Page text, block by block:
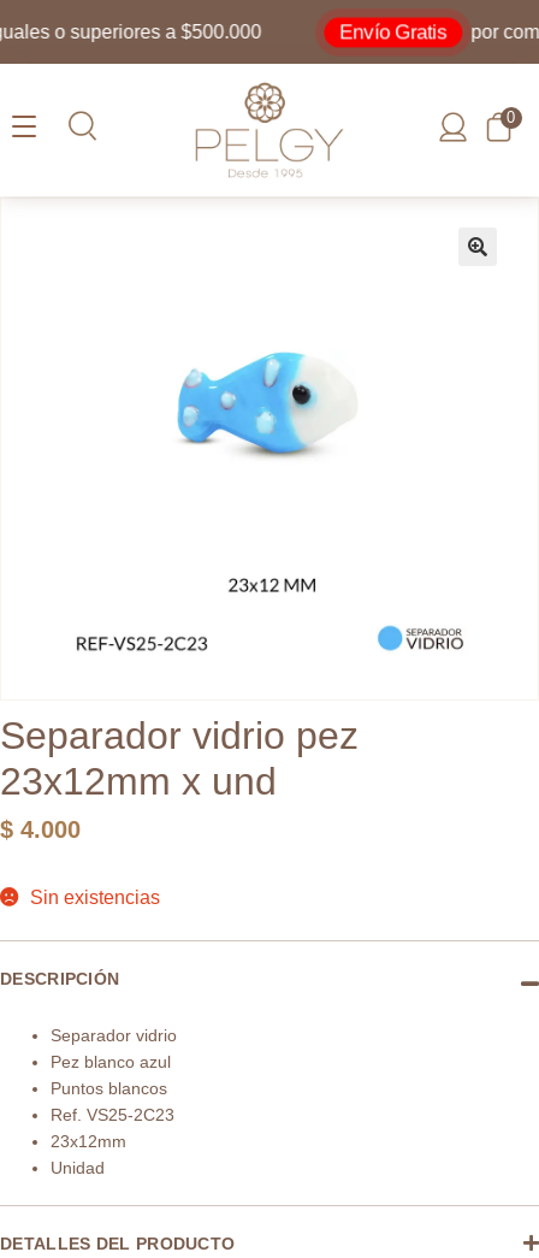
o superiores a $500.000 Envío Gratis por
0
Separador vidrio pez
23x12mm x und
$ 4.000
Sin existencias
DESCRIPCIÓN
Separador vidrio
Pez blanco azul
Puntos blancos
Ref. VS25-2C23
23x12mm
Unidad
DETALLES DEL PRODUCTO